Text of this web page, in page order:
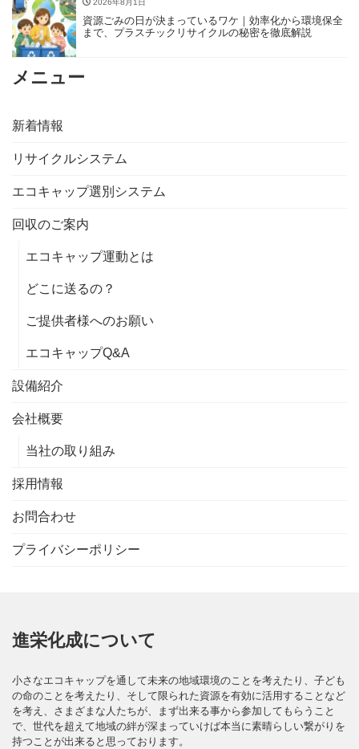
資源ごみの日が決まっているワケ｜効率化から環境保全
まで、プラスチックリサイクルの秘密を徹底解説
メニュー
新着情報
リサイクルシステム
エコキャップ選別システム
回収のご案内
エコキャップ運動とは
どこに送るの？
ご提供者様へのお願い
エコキャップQ&A
設備紹介
会社概要
当社の取り組み
採用情報
お問合わせ
プライバシーポリシー
進栄化成について
小さなエコキャップを通して未来の地域環境のことを考えたり、子ども
の命のことを考えたり、そして限られた資源を有効に活用することなど
を考え、さまざまな人たちが、まず出来る事から参加してもらうこと
で、世代を超えて地域の絆が深まっていけば本当に素晴らしい繋がりを
持つことが出来ると思っております。